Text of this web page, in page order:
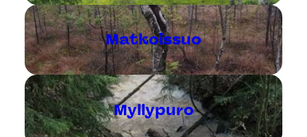
Matkoissuo
Myllypuro